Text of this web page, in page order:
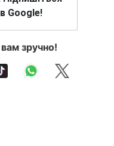
Google!
зручно!